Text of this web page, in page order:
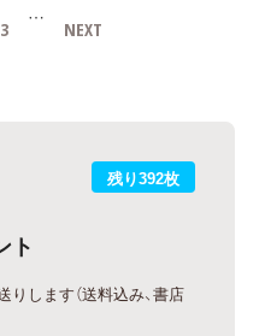
3 … NEXT
残り392枚
ト
します（送料込み、書店